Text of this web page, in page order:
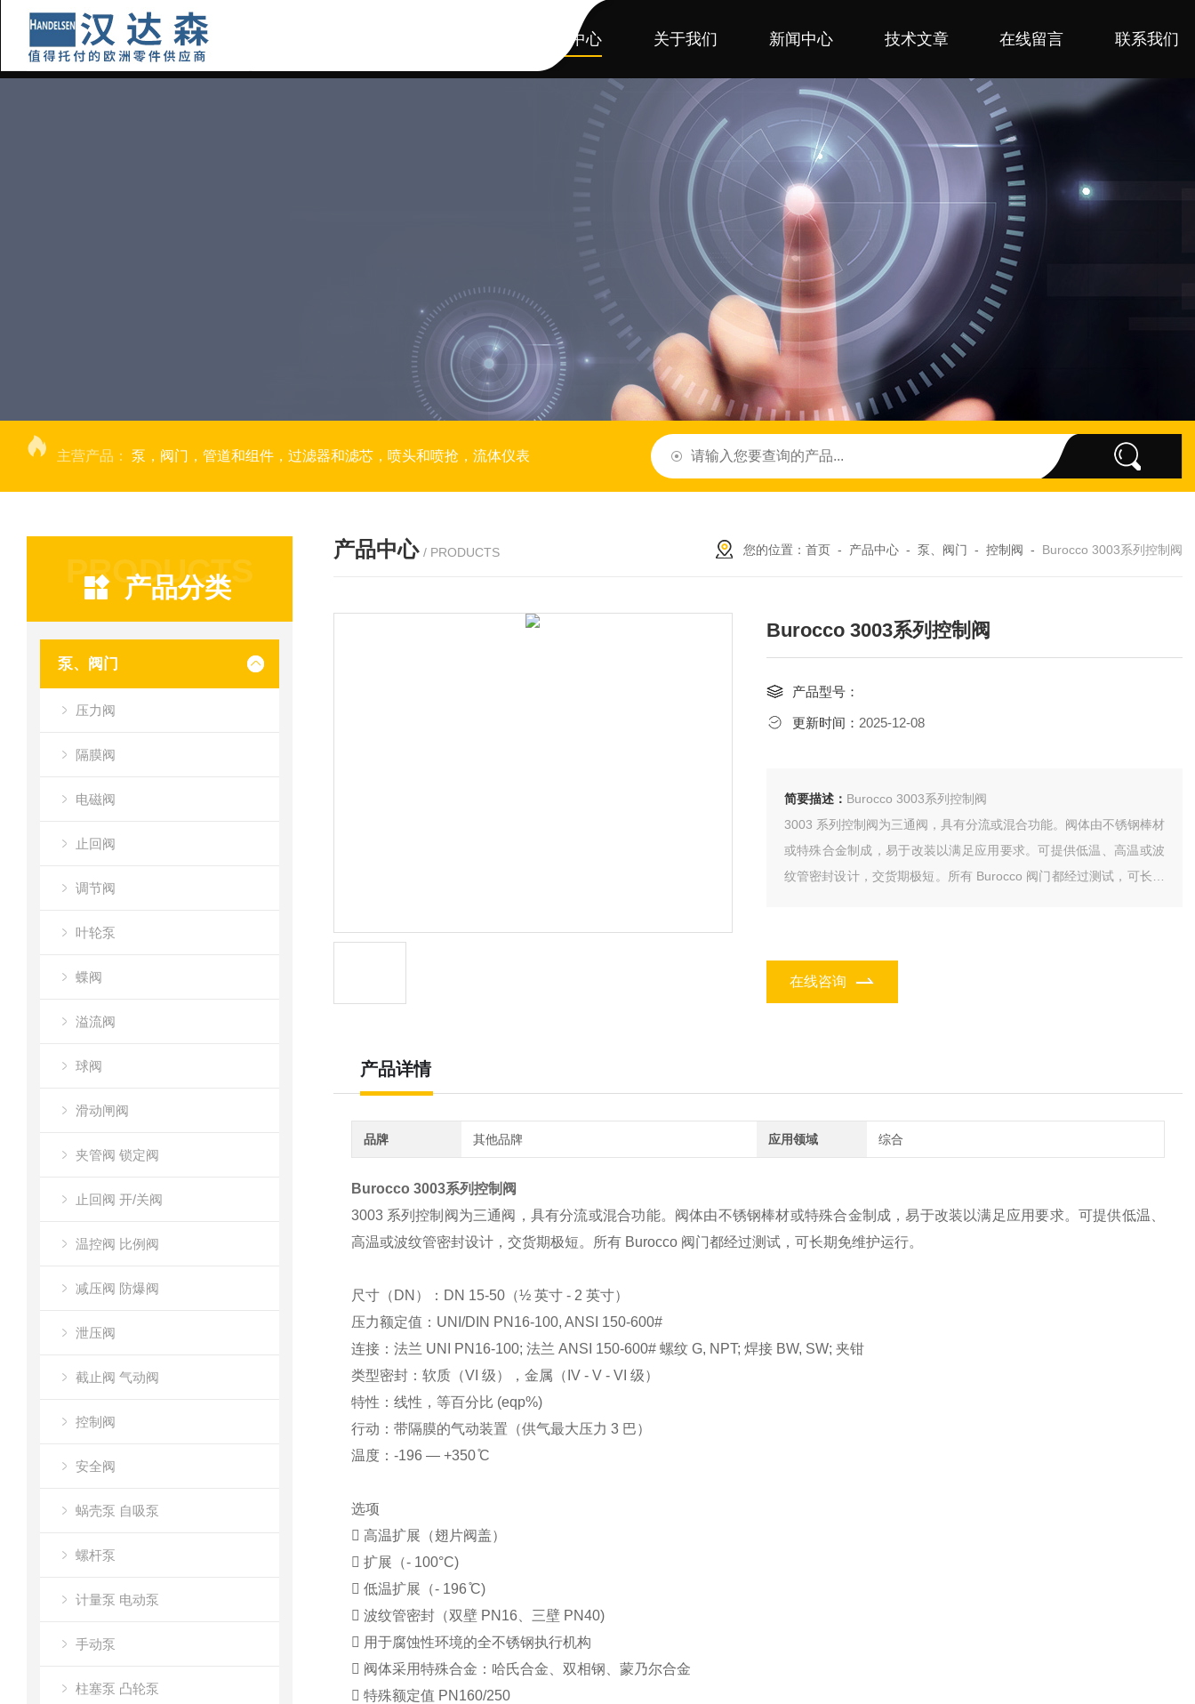
产品中心 关于我们 新闻中心 技术文章 在线留言 联系我们
主营产品： 泵，阀门，管道和组件，过滤器和滤芯，喷头和喷抢，流体仪表
PRODUCTS
产品分类
泵、阀门
压力阀
隔膜阀
电磁阀
止回阀
调节阀
叶轮泵
蝶阀
溢流阀
球阀
滑动闸阀
夹管阀 锁定阀
止回阀 开/关阀
温控阀 比例阀
减压阀 防爆阀
泄压阀
截止阀 气动阀
控制阀
安全阀
蜗壳泵 自吸泵
螺杆泵
计量泵 电动泵
手动泵
柱塞泵 凸轮泵
产品中心 / PRODUCTS 您的位置： 首页 - 产品中心 - 泵、阀门 - 控制阀 - Burocco 3003系列控制阀
Burocco 3003系列控制阀
产品型号：
更新时间： 2025-12-08
简要描述： Burocco 3003系列控制阀
3003 系列控制阀为三通阀，具有分流或混合功能。阀体由不锈钢棒材
或特殊合金制成，易于改装以满足应用要求。可提供低温、高温或波
纹管密封设计，交货期极短。所有 Burocco 阀门都经过测试，可长期
在线咨询
产品详情
品牌 其他品牌 应用领域 综合
Burocco 3003系列控制阀
3003 系列控制阀为三通阀，具有分流或混合功能。阀体由不锈钢棒材或特殊合金制成，易于改装以满足应用要求。可提供低温、
高温或波纹管密封设计，交货期极短。所有 Burocco 阀门都经过测试，可长期免维护运行。
尺寸（DN）：DN 15-50（½ 英寸 - 2 英寸）
压力额定值：UNI/DIN PN16-100, ANSI 150-600#
连接：法兰 UNI PN16-100; 法兰 ANSI 150-600# 螺纹 G, NPT; 焊接 BW, SW; 夹钳
类型密封：软质（VI 级），金属（IV - V - VI 级）
特性：线性，等百分比 (eqp%)
行动：带隔膜的气动装置（供气最大压力 3 巴）
温度：-196 — +350 ̊C
选项
 高温扩展（翅片阀盖）
 扩展（- 100°C)
 低温扩展（- 196 ̊C)
 波纹管密封（双壁 PN16、三壁 PN40)
 用于腐蚀性环境的全不锈钢执行机构
 阀体采用特殊合金：哈氏合金、双相钢、蒙乃尔合金
 特殊额定值 PN160/250